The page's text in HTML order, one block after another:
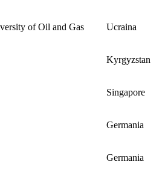
of Oil and Gas Ucraina
Kyrgyzstan
Singapore
Germania
Germania